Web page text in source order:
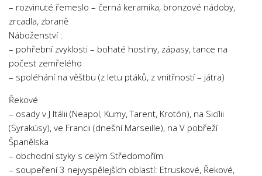
– rozvinuté řemeslo – černá keramika, bronzové nádoby,
zrcadla, zbraně
Náboženství :
– pohřební zvyklosti – bohaté hostiny, zápasy, tance na
počest zemřelého
– spoléhání na věštbu (z letu ptáků, z vnitřností – játra)
Řekové
– osady v J Itálii (Neapol, Kumy, Tarent, Krotón), na Sicílii
(Syrakúsy), ve Francii (dnešní Marseille), na V pobřeží
Španělska
– obchodní styky s celým Středomořím
– soupeření 3 nejvyspělejších oblastí: Etruskové, Řekové,